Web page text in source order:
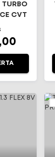
TURBO
CVT